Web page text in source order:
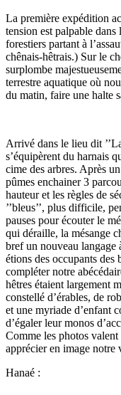
La première expédition
tension est palpable
forestiers partant à
chênais-hêtrais.) Sur le
surplombe
terrestre aquatique où
du matin, faire une halte
Arrivé dans le lieu dit
s’équipèrent du harnais
cime des arbres. Après
pûmes enchainer 3
hauteur et les règles de
’’bleus’’, plus difficile,
pauses pour écouter le
qui déraille, la mésange
bref un nouveau langage
étions des occupants
compléter notre
hêtres étaient largement
constellé d’érables, de
et une myriade d’enfant
d’égaler leur monos
Comme les photos
apprécier en image notre
Hanaé :